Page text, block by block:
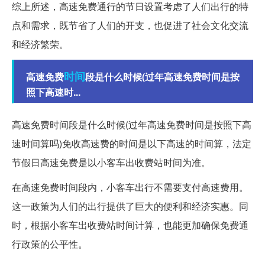
综上所述，高速免费通行的节日设置考虑了人们出行的特
点和需求，既节省了人们的开支，也促进了社会文化交流
和经济繁荣。
高速免费时间段是什么时候(过年高速免费时间是按
照下高速时...
高速免费时间段是什么时候(过年高速免费时间是按照下高
速时间算吗)免收高速费的时间是以下高速的时间算，法定
节假日高速免费是以小客车出收费站时间为准。
在高速免费时间段内，小客车出行不需要支付高速费用。
这一政策为人们的出行提供了巨大的便利和经济实惠。同
时，根据小客车出收费站时间计算，也能更加确保免费通
行政策的公平性。